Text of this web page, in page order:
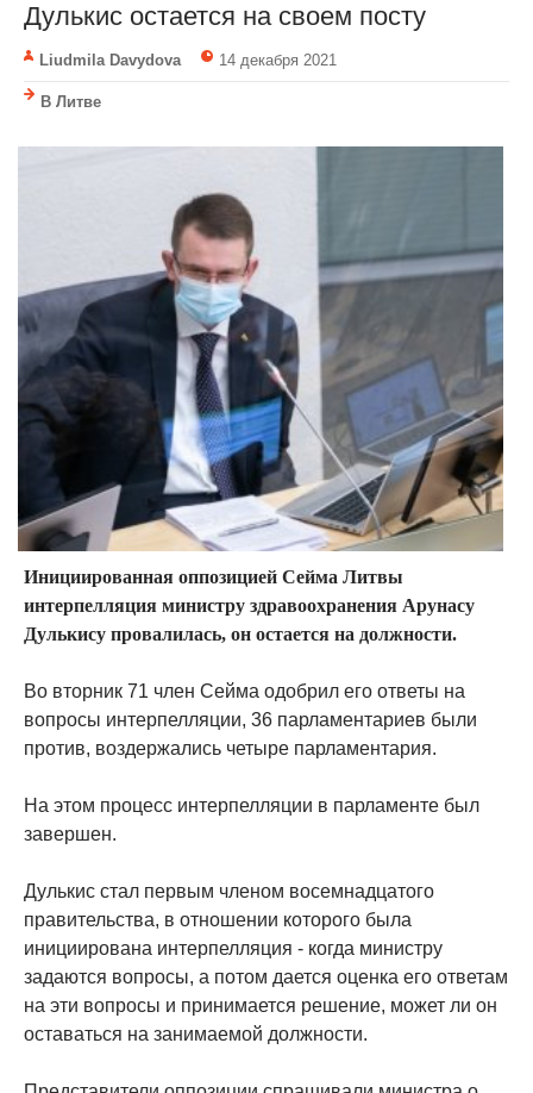
Дулькис остается на своем посту
Liudmila Davydova 14 декабря 2021
В Литве
Инициированная оппозицией Сейма Литвы
интерпелляция министру здравоохранения Арунасу
Дулькису провалилась, он остается на должности.
Во вторник 71 член Сейма одобрил его ответы на
вопросы интерпелляции, 36 парламентариев были
против, воздержались четыре парламентария.
На этом процесс интерпелляции в парламенте был
завершен.
Дулькис стал первым членом восемнадцатого
правительства, в отношении которого была
инициирована интерпелляция - когда министру
задаются вопросы, а потом дается оценка его ответам
на эти вопросы и принимается решение, может ли он
оставаться на занимаемой должности.